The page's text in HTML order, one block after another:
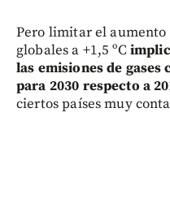
Pero limitar el
globales a +1,5 ºC
las emisiones de
para 2030 respecto a
ciertos países muy